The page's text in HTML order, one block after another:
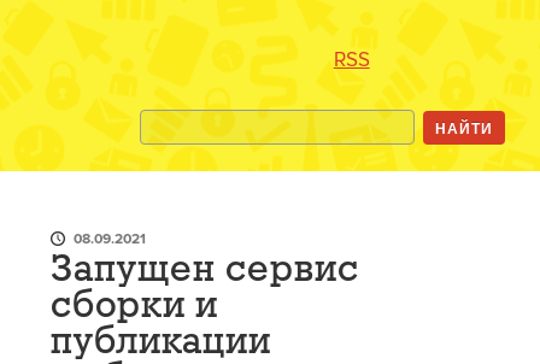
RSS
08.09.2021
Запущен сервис
сборки и
публикации